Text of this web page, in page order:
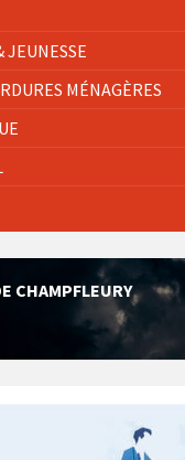
JEUNESSE
MÉNAGÈRES
CHAMPFLEURY